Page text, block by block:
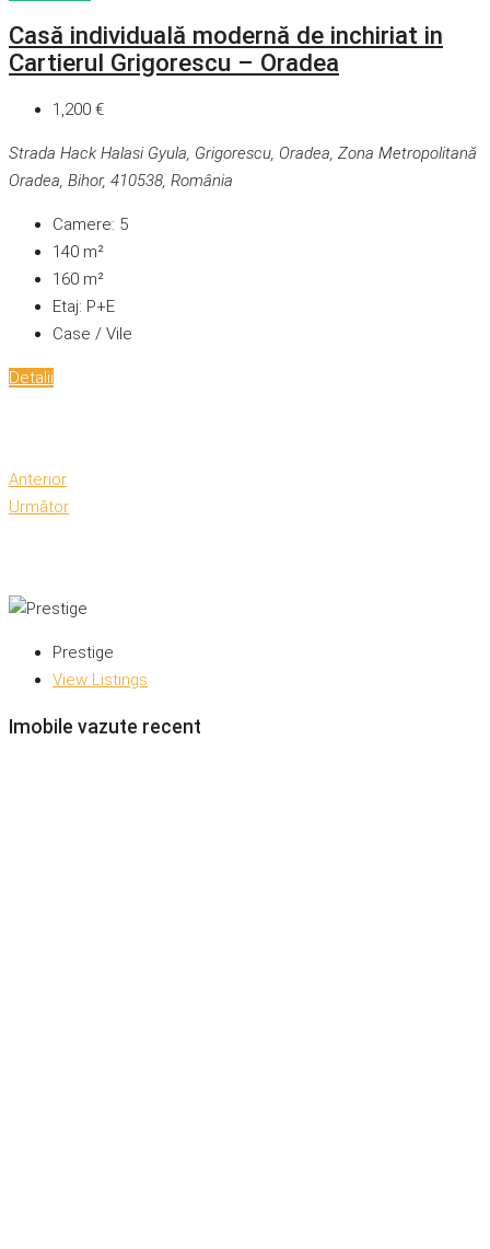
Casă individuală modernă de inchiriat in
Cartierul Grigorescu – Oradea
1,200 €
Strada Hack Halasi Gyula, Grigorescu, Oradea, Zona Metropolitană
Oradea, Bihor, 410538, România
Camere: 5
140 m²
160 m²
Etaj: P+E
Case / Vile
Detalii
Anterior
Următor
Prestige
View Listings
Imobile vazute recent